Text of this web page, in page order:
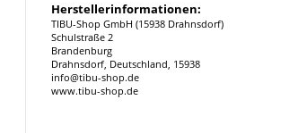
Herstellerinformationen:
TIBU-Shop GmbH (15938 Drahnsdorf)
Schulstraße 2
Brandenburg
Drahnsdorf, Deutschland, 15938
info@tibu-shop.de
www.tibu-shop.de